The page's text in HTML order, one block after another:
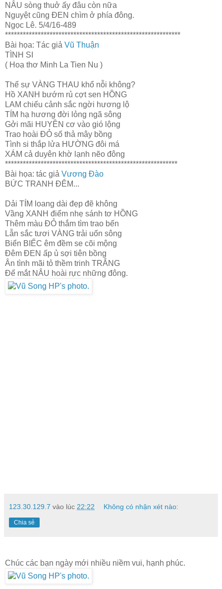
NÂU sòng thuở ấy đâu còn nữa
Nguyệt cũng ĐEN chìm ở phía đông.
Ngọc Lê. 5/4/16-489
***********************************************************
Bài họa: Tác giả Vũ Thuận
TÌNH SI
( Hoạ thơ Minh La Tien Nu )
Thế sự VÀNG THAU khổ nỗi không?
Hồ XANH bướm rủ cợt sen HỒNG
LAM chiếu cảnh sắc ngời hương lộ
TÍM hạ hương đời lỏng ngã sông
Gởi mãi HUYỀN cơ vào gió lộng
Trao hoài ĐỎ số thả mây bồng
Tình si thắp lửa HƯỜNG đôi má
XÁM cả duyên khờ lạnh nẽo đông
**********************************************************
Bài họa: tác giả Vương Đào
BỨC TRANH ĐÊM...
Dải TÍM loang dài đẹp đẽ không
Vầng XANH điểm nhẹ sánh tơ HỒNG
Thêm màu ĐỎ thắm tìm trao bến
Lẫn sắc tươi VÀNG trải uốn sông
Biển BIẾC êm đềm se cõi mộng
Đêm ĐEN ấp ủ sợi tiên bồng
Ân tình mãi tỏ thềm trinh TRẮNG
Để mắt NÂU hoài rực những đông.
123.30.129.7 vào lúc 22:22 Không có nhận xét nào:
Chia sẻ
Chúc các bạn ngày mới nhiều niềm vui, hạnh phúc.